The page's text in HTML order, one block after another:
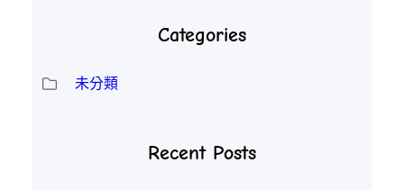
Categories
未分類
Recent Posts